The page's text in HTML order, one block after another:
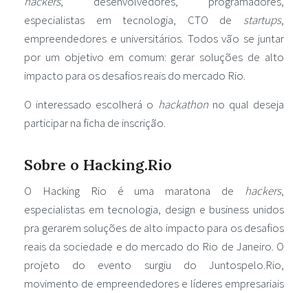
especialistas em tecnologia, CTO de startups,
empreendedores e universitários. Todos vão se juntar
por um objetivo em comum: gerar soluções de alto
impacto para os desafios reais do mercado Rio.
O interessado escolherá o hackathonno qual deseja
participar na ficha de inscrição.
Sobre o Hacking.Rio
O Hacking Rio é uma maratona de hackers,
especialistas em tecnologia, design e business unidos
pra gerarem soluções de alto impacto para os desafios
reais da sociedade e do mercado do Rio de Janeiro. O
projeto do evento surgiu do Juntospelo.Rio,
movimento de empreendedores e líderes empresariais